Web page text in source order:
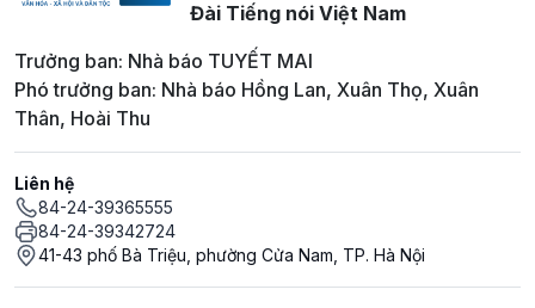
Đài Tiếng nói Việt Nam
Trưởng ban: Nhà báo TUYẾT MAI
Phó trưởng ban: Nhà báo Hồng Lan, Xuân Thọ, Xuân
Thân, Hoài Thu
Liên hệ
84-24-39365555
84-24-39342724
41-43 phố Bà Triệu, phường Cửa Nam, TP. Hà Nội